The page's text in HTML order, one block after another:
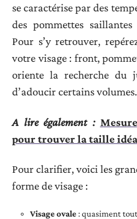
se caractérise par des
des pommettes
Pour s’y retrouver,
votre visage : front,
oriente la recherche du
d’adoucir certains volumes.
A lire également :
pour trouver la taille
Pour clarifier, voici les
forme de visage :
Visage ovale: quasiment